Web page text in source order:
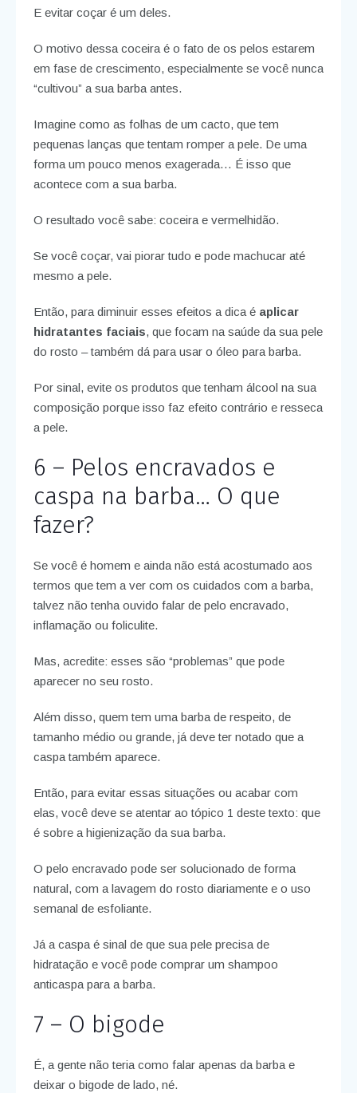
E evitar coçar é um deles.
O motivo dessa coceira é o fato de os pelos estarem
em fase de crescimento, especialmente se você nunca
“cultivou” a sua barba antes.
Imagine como as folhas de um cacto, que tem
pequenas lanças que tentam romper a pele. De uma
forma um pouco menos exagerada… É isso que
acontece com a sua barba.
O resultado você sabe: coceira e vermelhidão.
Se você coçar, vai piorar tudo e pode machucar até
mesmo a pele.
Então, para diminuir esses efeitos a dica é aplicar
hidratantes faciais, que focam na saúde da sua pele
do rosto – também dá para usar o óleo para barba.
Por sinal, evite os produtos que tenham álcool na sua
composição porque isso faz efeito contrário e resseca
a pele.
6 – Pelos encravados e
caspa na barba… O que
fazer?
Se você é homem e ainda não está acostumado aos
termos que tem a ver com os cuidados com a barba,
talvez não tenha ouvido falar de pelo encravado,
inflamação ou foliculite.
Mas, acredite: esses são “problemas” que pode
aparecer no seu rosto.
Além disso, quem tem uma barba de respeito, de
tamanho médio ou grande, já deve ter notado que a
caspa também aparece.
Então, para evitar essas situações ou acabar com
elas, você deve se atentar ao tópico 1 deste texto: que
é sobre a higienização da sua barba.
O pelo encravado pode ser solucionado de forma
natural, com a lavagem do rosto diariamente e o uso
semanal de esfoliante.
Já a caspa é sinal de que sua pele precisa de
hidratação e você pode comprar um shampoo
anticaspa para a barba.
7 – O bigode
É, a gente não teria como falar apenas da barba e
deixar o bigode de lado, né.